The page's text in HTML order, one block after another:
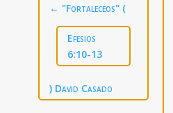
← "Fortaleceos" (
Efesios
6:10-13
) David Casado